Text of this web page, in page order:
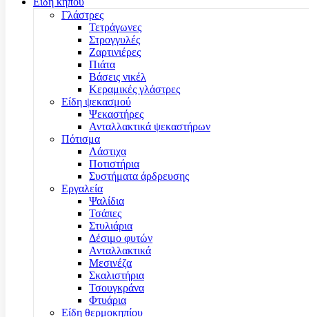
Γλάστρες
Τετράγωνες
Στρογγυλές
Ζαρτινιέρες
Πιάτα
Βάσεις νικέλ
Κεραμικές γλάστρες
Είδη ψεκασμού
Ψεκαστήρες
Ανταλλακτικά ψεκαστήρων
Πότισμα
Λάστιχα
Ποτιστήρια
Συστήματα άρδρευσης
Εργαλεία
Ψαλίδια
Τσάπες
Στυλιάρια
Δέσιμο φυτών
Ανταλλακτικά
Μεσινέζα
Σκαλιστήρια
Τσουγκράνα
Φτυάρια
Είδη θερμοκηπίου